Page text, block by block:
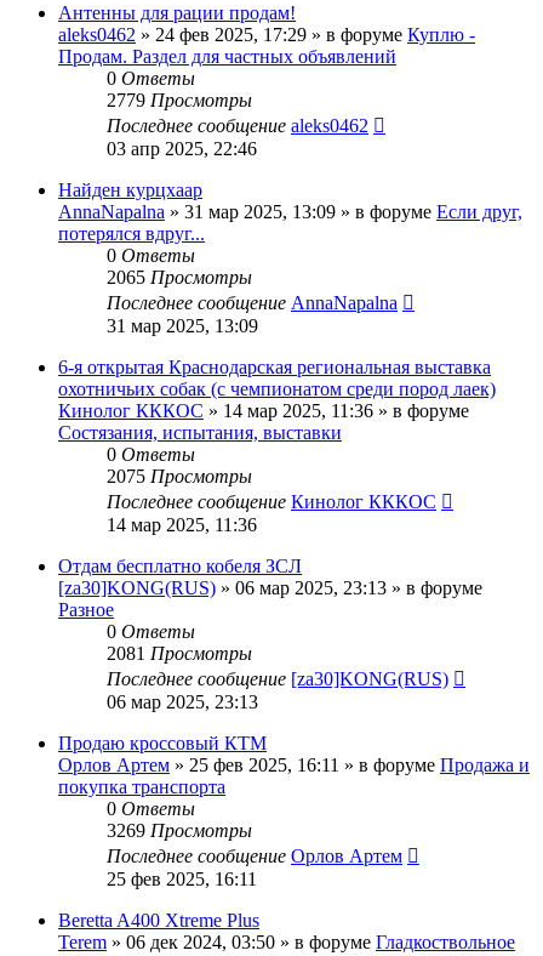
Антенны для рации продам!
aleks0462 » 24 фев 2025, 17:29 » в форуме Куплю -
Продам. Раздел для частных объявлений
0 Ответы
2779 Просмотры
Последнее сообщение aleks0462
03 апр 2025, 22:46
Найден курцхаар
AnnaNapalna » 31 мар 2025, 13:09 » в форуме Если друг,
потерялся вдруг...
0 Ответы
2065 Просмотры
Последнее сообщение AnnaNapalna
31 мар 2025, 13:09
6-я открытая Краснодарская региональная выставка
охотничьих собак (с чемпионатом среди пород лаек)
Кинолог КККОС » 14 мар 2025, 11:36 » в форуме
Состязания, испытания, выставки
0 Ответы
2075 Просмотры
Последнее сообщение Кинолог КККОС
14 мар 2025, 11:36
Отдам бесплатно кобеля ЗСЛ
[za30]KONG(RUS) » 06 мар 2025, 23:13 » в форуме
Разное
0 Ответы
2081 Просмотры
Последнее сообщение [za30]KONG(RUS)
06 мар 2025, 23:13
Продаю кроссовый КТМ
Орлов Артем » 25 фев 2025, 16:11 » в форуме Продажа и
покупка транспорта
0 Ответы
3269 Просмотры
Последнее сообщение Орлов Артем
25 фев 2025, 16:11
Beretta A400 Xtreme Plus
Terem » 06 дек 2024, 03:50 » в форуме Гладкоствольное